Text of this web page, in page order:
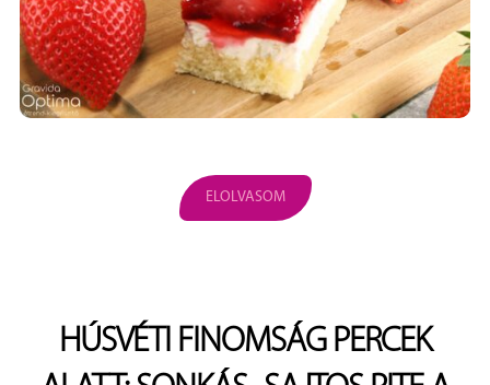
ELOLVASOM
HÚSVÉTI FINOMSÁG PERCEK